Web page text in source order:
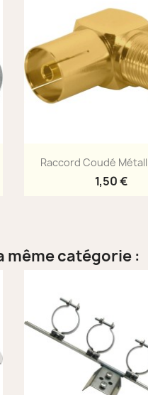
Aperçu
Raccord Coudé
1,50 €
même catégorie :